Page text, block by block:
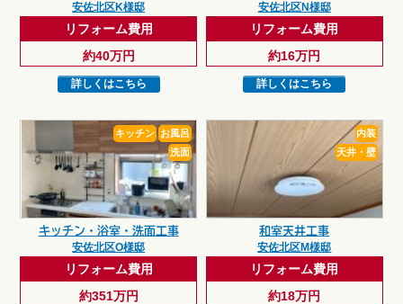
安佐北区K様邸
リフォーム費用
約40万円
詳しくはこちら
安佐北区N様邸
リフォーム費用
約16万円
詳しくはこちら
キッチン
お風呂
洗面
キッチン・浴室・洗面工事
安佐北区O様邸
リフォーム費用
約351万円
内装
天井・壁
和室天井工事
安佐北区M様邸
リフォーム費用
約18万円